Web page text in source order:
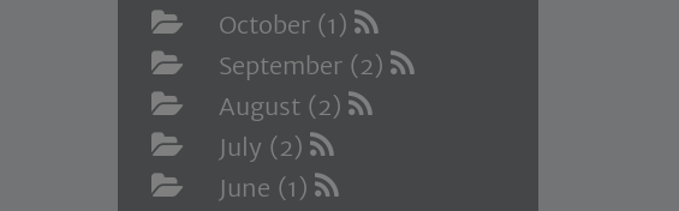
October (1)
September (2)
August (2)
July (2)
June (1)